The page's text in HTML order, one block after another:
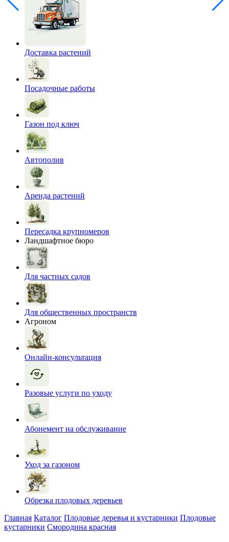
Доставка растений
Посадочные работы
Газон под ключ
Автополив
Аренда растений
Пересадка крупномеров
Ландшафтное бюро
Для частных садов
Для общественных пространств
Агроном
Онлайн-консультация
Разовые услуги по уходу
Абонемент на обслуживание
Уход за газоном
Обрезка плодовых деревьев
Главная Каталог Плодовые деревья и кустарники Плодовые
кустарники Смородина красная